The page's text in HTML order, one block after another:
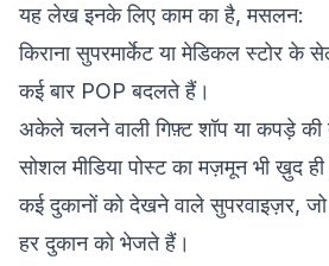
यह लेख इनके लिए काम का है, मसलन:
किराना सुपरमार्केट या मेडिकल स्टोर के
कई बार POP बदलते हैं।
अकेले चलने वाली गिफ़्ट शॉप या कपड़े की
सोशल मीडिया पोस्ट का मज़मून भी ख़ुद
कई दुकानों को देखने वाले सुपरवाइज़र,
हर दुकान को भेजते हैं।